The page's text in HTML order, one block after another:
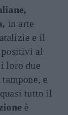
in arte
e il
positivi al
loro due
tampone, e
tutto il
è